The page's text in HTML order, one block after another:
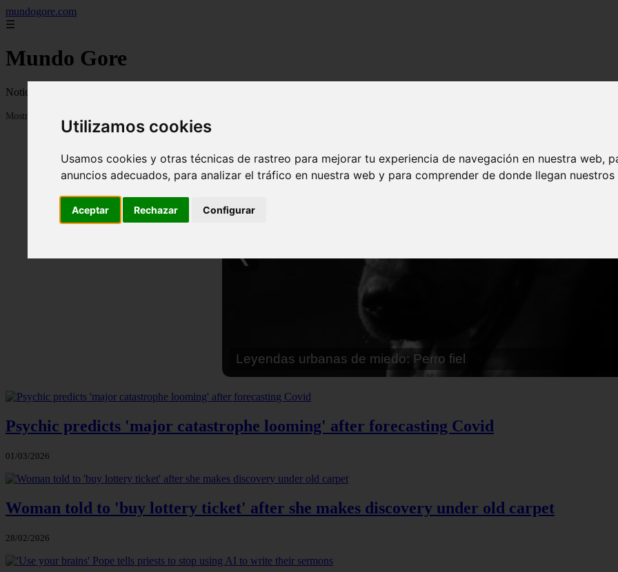
Utilizamos cookies
Usamos cookies y otras técnicas de rastreo para mejorar tu experiencia de navegación en nuestra web,
anuncios adecuados, para analizar el tráfico en nuestra web y para comprender de donde llegan
Aceptar Rechazar Configurar
mundogore.com
☰
Mundo Gore
Noticias gore, impactantes, preocupantes y apocalipticas a nivel global
Mostrando 1 - 24 de 237 artículos
Misterioso cráneo hallado en una playa antártica podría
de la exploración
❮
Psychic predicts 'major catastrophe looming' after forecasting Covid
01/03/2026
Woman told to 'buy lottery ticket' after she makes discovery under old carpet
28/02/2026